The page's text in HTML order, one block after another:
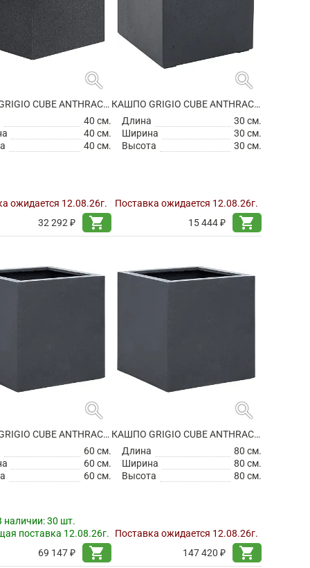
search
КАШПО GRIGIO CUBE ANTHRACITE НА КОЛЕСИКАХ
40 см.
40 см.
40 см.
ожидается 12.08.26г.
32 292 ₽
shopping_cart
search
КАШПО GRIGIO CUBE ANTHRACITE
Длина
30 см.
Ширина
30 см.
Высота
30 см.
Поставка ожидается 12.08.26г.
15 444 ₽
shopping_cart
search
КАШПО GRIGIO CUBE ANTHRACITE
60 см.
60 см.
60 см.
наличии:30 шт.
поставка 12.08.26г.
69 147 ₽
shopping_cart
search
КАШПО GRIGIO CUBE ANTHRACITE
Длина
80 см.
Ширина
80 см.
Высота
80 см.
Поставка ожидается 12.08.26г.
147 420 ₽
shopping_cart